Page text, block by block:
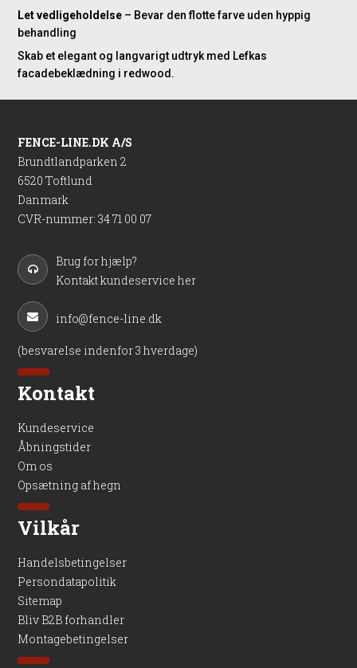
Let vedligeholdelse – Bevar den flotte farve uden hyppig
behandling
Skab et elegant og langvarigt udtryk med Lefkas
facadebeklædning i redwood.
FENCE-LINE.DK A/S
Brundtlandparken 2
6520 Toftlund
Danmark
CVR-nummer: 34 71 00 07
Brug for hjælp?
Kontakt kundeservice her
info@fence-line.dk
(besvarelse indenfor 3 hverdage)
Kontakt
Kundeservice
Åbningstider
Om os
Opsætning af hegn
Vilkår
Handelsbetingelser
Persondatapolitik
Sitemap
Bliv B2B forhandler
Montagebetingelser